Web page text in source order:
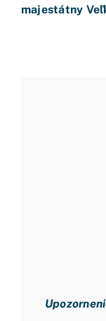
majestátny